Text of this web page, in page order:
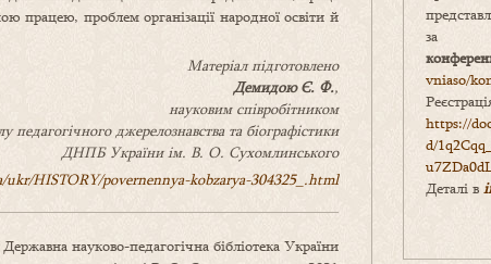
працею, проблем організації народної освіти й
Матеріал підготовлено
Демидою Є. Ф.,
науковим співробітником
педагогічного джерелознавства та біографістики
ДНПБ України ім. В. О. Сухомлинського
HISTORY/povernennya-kobzarya-304325_.html
науково-педагогічна бібліотека України
за
vniaso/
https://
d/
Деталі в